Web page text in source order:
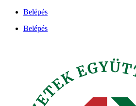
Ugrás
tartalomhoz
Belépés
Belépés